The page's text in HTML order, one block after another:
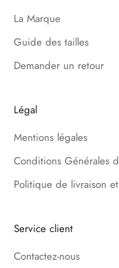
La Marque
Guide des tailles
Demander un retour
Légal
Mentions légales
Conditions Générales
Politique de livraison
Service client
Contactez-nous